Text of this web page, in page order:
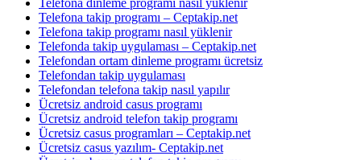
Telefona dinleme programı nasıl yüklenir
Telefona takip programı – Ceptakip.net
Telefona takip programı nasıl yüklenir
Telefonda takip uygulaması – Ceptakip.net
Telefondan ortam dinleme programı ücretsiz
Telefondan takip uygulaması
Telefondan telefona takip nasıl yapılır
Ücretsiz android casus programı
Ücretsiz android telefon takip programı
Ücretsiz casus programları – Ceptakip.net
Ücretsiz casus yazılım- Ceptakip.net